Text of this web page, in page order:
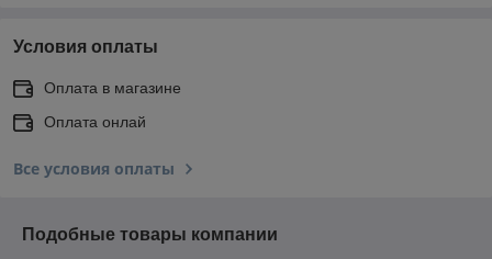
Условия оплаты
Оплата в магазине
Оплата онлай
Все условия оплаты
Подобные товары компании